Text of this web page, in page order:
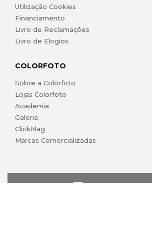
Utilização Cookies
Financiamento
Livro de Reclamações
Livro de Elogios
COLORFOTO
Sobre a Colorfoto
Lojas Colorfoto
Academia
Galeria
ClickMag
Marcas Comercializadas
lojaonline@colorfoto.pt